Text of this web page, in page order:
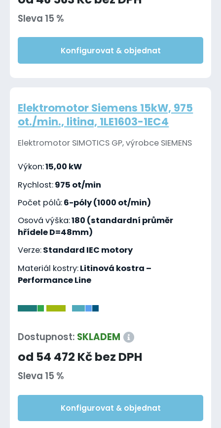
Sleva 15 %
Konfigurovat & objednat
Elektromotor Siemens 15kW, 975
ot./min., litina, 1LE1603-1EC4
Elektromotor SIMOTICS GP, výrobce SIEMENS
Výkon:15,00 kW
Rychlost:975 ot/min
Počet pólů:6-póly (1000 ot/min)
Osová výška:180 (standardní průměr
hřídele D=48mm)
Verze:Standard IEC motory
Materiál kostry:Litinová kostra –
Performance Line
Dostupnost: SKLADEM
od 54 472 Kč bez DPH
Sleva 15 %
Konfigurovat & objednat